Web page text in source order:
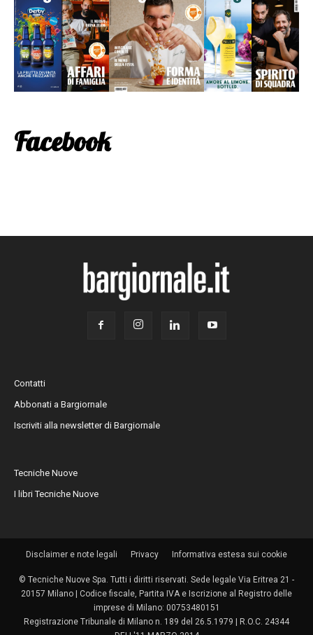
Facebook
Contatti
Abbonati a Bargiornale
Iscriviti alla newsletter di Bargiornale
Tecniche Nuove
I libri Tecniche Nuove
Disclaimer e note legali Privacy Informativa estesa sui cookie
© Tecniche Nuove Spa. Tutti i diritti riservati. Sede legale Via Eritrea 21 -
20157 Milano | Codice fiscale, Partita IVA e Iscrizione al Registro delle
imprese di Milano: 00753480151
Registrazione Tribunale di Milano n. 189 del 26.5.1979 | R.O.C. 24344